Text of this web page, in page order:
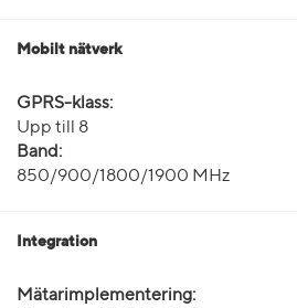
Mobilt nätverk
GPRS-klass:
Upp till 8
Band:
850/900/1800/1900 MHz
Integration
Mätarimplementering: